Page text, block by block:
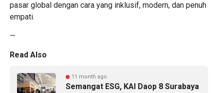
pasar global dengan cara yang inklusif, modern, dan penuh
empati.
—
Read Also
11 month ago
Semangat ESG, KAI Daop 8 Surabaya